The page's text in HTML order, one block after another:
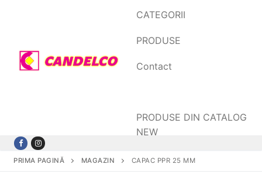
CATEGORII
PRODUSE
Contact
PRODUSE DIN CATALOG
NEW
PRIMA PAGINĂ MAGAZIN CAPAC PPR 25 MM